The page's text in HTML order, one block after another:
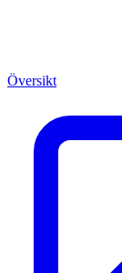
Översikt